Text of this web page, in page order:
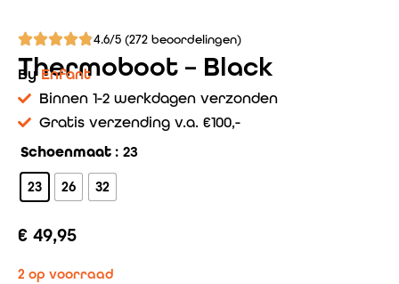
4.6/5 (272 beoordelingen)
Thermoboot – Black
By Enfant
Binnen 1-2 werkdagen verzonden
Gratis verzending v.a. €100,-
Schoenmaat : 23
23 26 32
€ 49,95
2 op voorraad